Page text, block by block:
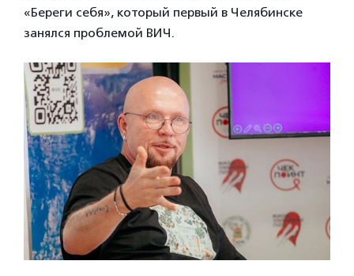
«Береги себя», который первый в Челябинске
занялся проблемой ВИЧ.